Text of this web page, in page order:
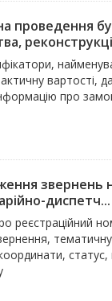
проведення
вартості,
про
звернень
диспетч...
реєстраційний